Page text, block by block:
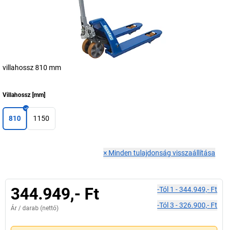
villahossz 810 mm
Villahossz [mm]
810 1150
× Minden tulajdonság visszaállítása
344.949,- Ft
Ár / darab (nettó)
-tól 1 -344.949,- Ft
-tól 3 -326.900,- Ft